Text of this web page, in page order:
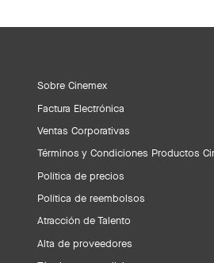
Sobre Cinemex
Factura Electrónica
Ventas Corporativas
Términos y Condiciones Productos
Política de precios
Política de reembolsos
Atracción de Talento
Alta de proveedores